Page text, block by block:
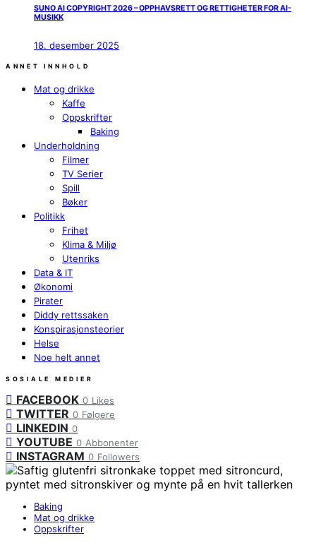
SUNO AI COPYRIGHT 2026 – OPPHAVSRETT OG RETTIGHETER FOR AI-
MUSIKK
18. desember 2025
ANNET INNHOLD
Mat og drikke
Kaffe
Oppskrifter
Baking
Underholdning
Filmer
TV Serier
Spill
Bøker
Politikk
Frihet
Klima & Miljø
Utenriks
Data & IT
Økonomi
Pirater
Diddy rettssaken
Konspirasjonsteorier
Helse
Noe helt annet
SOSIALE MEDIER
FACEBOOK 0 Likes
TWITTER 0 Følgere
LINKEDIN 0
YOUTUBE 0 Abbonenter
INSTAGRAM 0 Followers
Baking
Mat og drikke
Oppskrifter